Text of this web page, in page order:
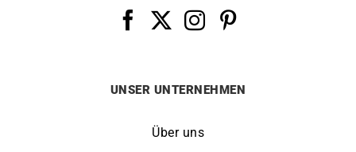
UNSER UNTERNEHMEN
Über uns